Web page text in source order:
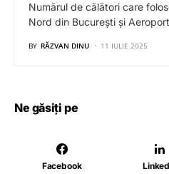
Numărul de călători care
Nord din București și
BY RĂZVAN DINU 11 IULIE 2025
Ne găsiți pe
Facebook